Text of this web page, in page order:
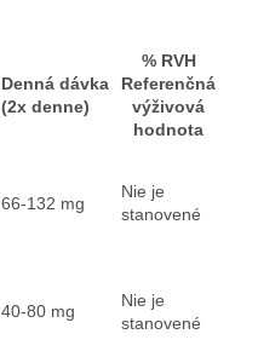
Denná dávka
(2x denne)
% RVH
Referenčná
výživová
hodnota
66-132 mg
Nie je
stanovené
40-80 mg
Nie je
stanovené